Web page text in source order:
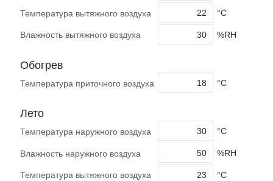
Температура вытяжного воздуха °C
Влажность вытяжного воздуха %RH
Обогрев
Температура приточного воздуха °C
Лето
Температура наружного воздуха °C
Влажность наружного воздуха %RH
Температура вытяжного воздуха °C